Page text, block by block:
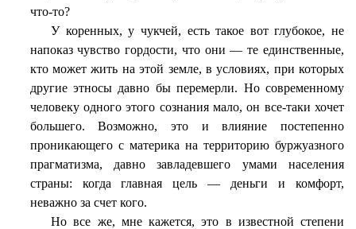
что-то?
У коренных, у чукчей, есть такое вот глубокое, не
напоказ чувство гордости, что они — те единственные,
кто может жить на этой земле, в условиях, при которых
другие этносы давно бы перемерли. Но современному
человеку одного этого сознания мало, он все-таки хочет
большего. Возможно, это и влияние постепенно
проникающего с материка на территорию буржуазного
прагматизма, давно завладевшего умами населения
страны: когда главная цель — деньги и комфорт,
неважно за счет кого.
Но все же, мне кажется, это в известной степени